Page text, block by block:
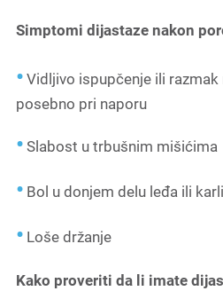
Simptomi dijastaze nakon
Vidljivo ispupčenje ili
posebno pri naporu
Slabost u trbušnim mišićima
Bol u donjem delu leđa ili
Loše držanje
Kako proveriti da li imate